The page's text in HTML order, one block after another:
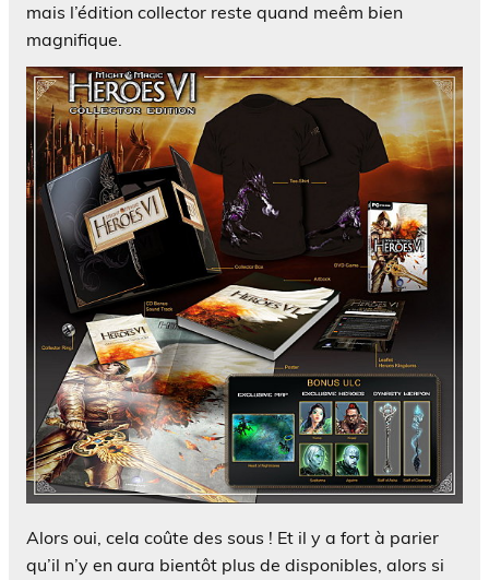
mais l’édition collector reste quand meêm bien
magnifique.
Alors oui, cela coûte des sous ! Et il y a fort à parier
qu’il n’y en aura bientôt plus de disponibles, alors si